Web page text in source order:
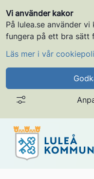
Vi använder kakor
På lulea.se använder
fungera på ett bra sätt
Läs mer i vår
Gå